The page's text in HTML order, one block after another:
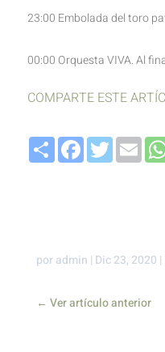
23:00 Embolada del toro
00:00 Orquesta VIVA. Al
COMPARTE ESTE
CompartirFacebook
Twitter
poradmin | Dic 23, 2020 |
← Ver artículo anterior